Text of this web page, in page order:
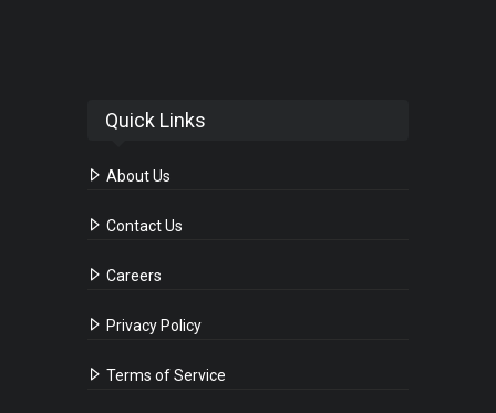
Quick Links
About Us
Contact Us
Careers
Privacy Policy
Terms of Service